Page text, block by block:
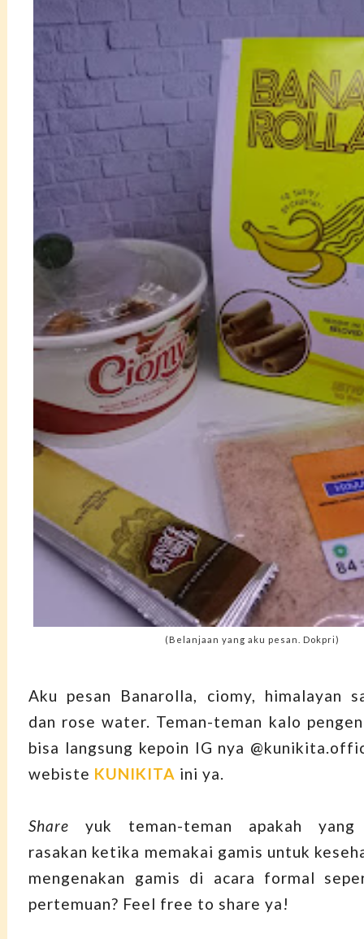
(Belanjaan yang aku pesan. Dokpri)
Aku pesan Banarolla, ciomy, himalayan
dan rose water. Teman-teman kalo
bisa langsung kepoin IG nya
webiste KUNIKITA ini ya.
Share yuk teman-teman apakah yang
rasakan ketika memakai gamis untuk
mengenakan gamis di acara formal
pertemuan? Feel free to share ya!